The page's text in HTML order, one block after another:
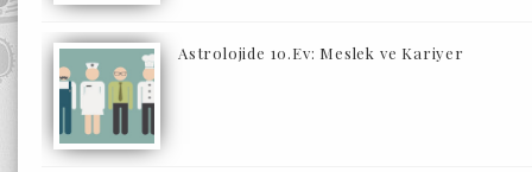
Astrolojide 10.Ev: Meslek ve Kariyer